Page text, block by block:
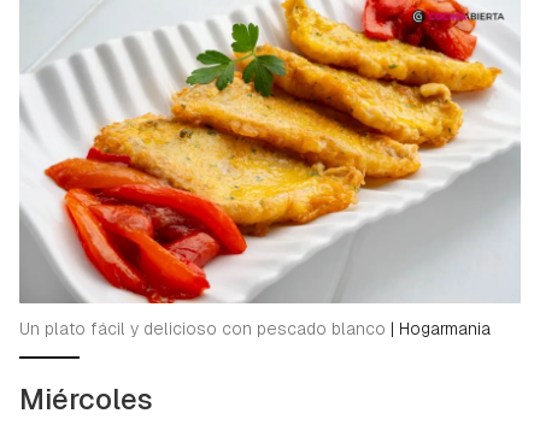
Un plato fácil y delicioso con pescado blanco | Hogarmania
Miércoles